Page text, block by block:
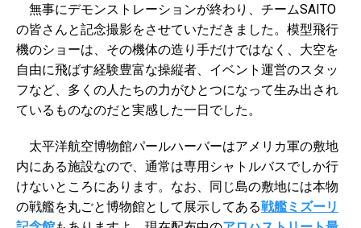
無事にデモンストレーションが終わり、チームSAITO
の皆さんと記念撮影をさせていただきました。模型飛行
機のショーは、その機体の造り手だけではなく、大空を
自由に飛ばす経験豊富な操縦者、イベント運営のスタッ
フなど、多くの人たちの力がひとつになって生み出され
ているものなのだと実感した一日でした。
太平洋航空博物館パールハーバーはアメリカ軍の敷地
内にある施設なので、通常は専用シャトルバスでしか行
けないところにあります。なお、同じ島の敷地には本物
の戦艦を丸ごと博物館として展示してある戦艦ミズーリ